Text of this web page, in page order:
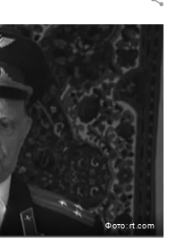
Фото: rt.com